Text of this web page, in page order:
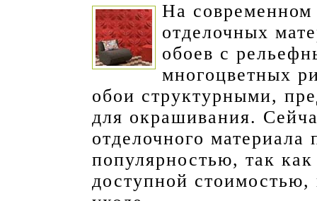
На
отделочных
обоев с
многоцветных
обои структурными,
для окрашивания.
отделочного материала
популярностью, так
доступной